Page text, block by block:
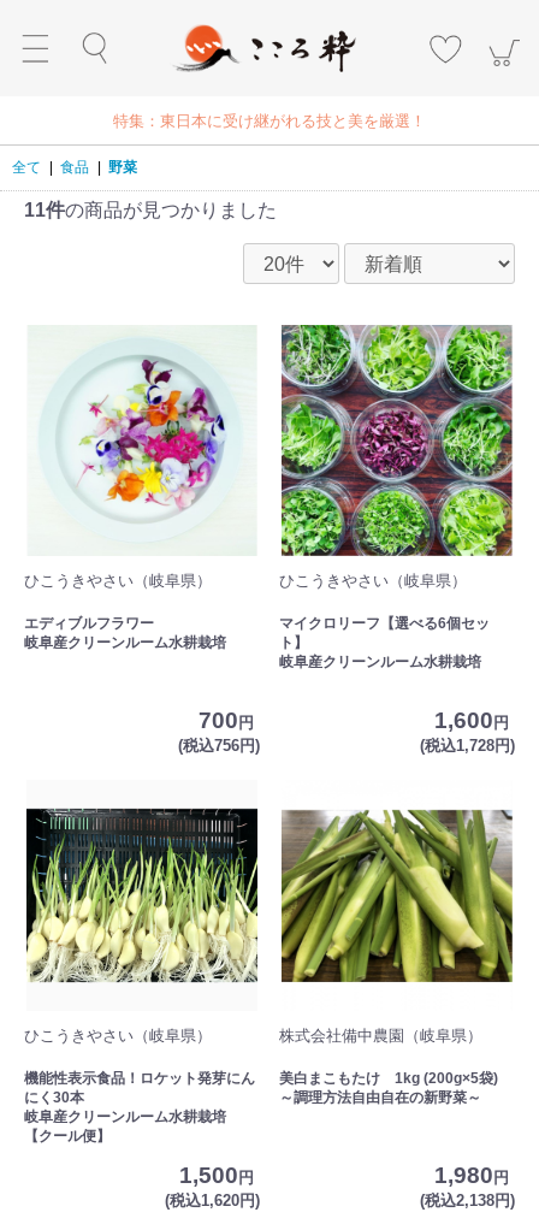
特集：東日本に受け継がれる技と美を厳選！
全て 食品 野菜
11件の商品が見つかりました
ひこうきやさい（岐阜県）
エディブルフラワー
岐阜産クリーンルーム水耕栽培
700 円
(税込756円)
ひこうきやさい（岐阜県）
マイクロリーフ【選べる6個セッ
ト】
岐阜産クリーンルーム水耕栽培
1,600 円
(税込1,728円)
ひこうきやさい（岐阜県）
機能性表示食品！ロケット発芽にん
にく30本
岐阜産クリーンルーム水耕栽培
【クール便】
1,500 円
(税込1,620円)
株式会社備中農園（岐阜県）
美白まこもたけ 1kg (200g×5袋)
～調理方法自由自在の新野菜～
1,980 円
(税込2,138円)